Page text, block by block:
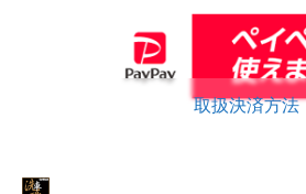
取扱決済方法